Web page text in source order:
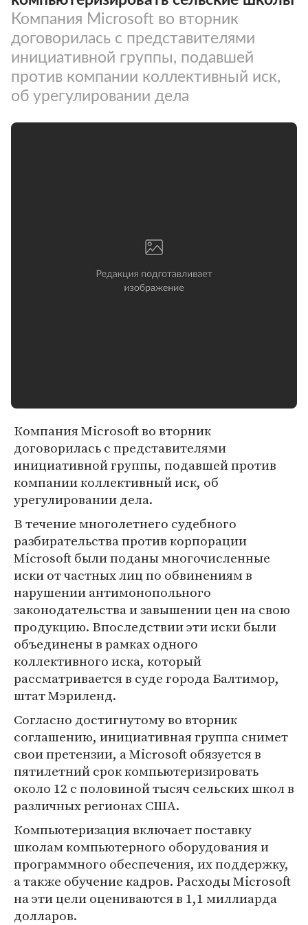
Компания Microsoft во вторник
договорилась с представителями
инициативной группы, подавшей
против компании коллективный иск,
об урегулировании дела
Компания Microsoft во вторник
договорилась с представителями
инициативной группы, подавшей против
компании коллективный иск, об
урегулировании дела.
В течение многолетнего судебного
разбирательства против корпорации
Microsoft были поданы многочисленные
иски от частных лиц по обвинениям в
нарушении антимонопольного
законодательства и завышении цен на свою
продукцию. Впоследствии эти иски были
объединены в рамках одного
коллективного иска, который
рассматривается в суде города Балтимор,
штат Мэриленд.
Согласно достигнутому во вторник
соглашению, инициативная группа снимет
свои претензии, а Microsoft обязуется в
пятилетний срок компьютеризировать
около 12 с половиной тысяч сельских школ в
различных регионах США.
Компьютеризация включает поставку
школам компьютерного оборудования и
программного обеспечения, их поддержку,
а также обучение кадров. Расходы Microsoft
на эти цели оцениваются в 1,1 миллиарда
долларов.